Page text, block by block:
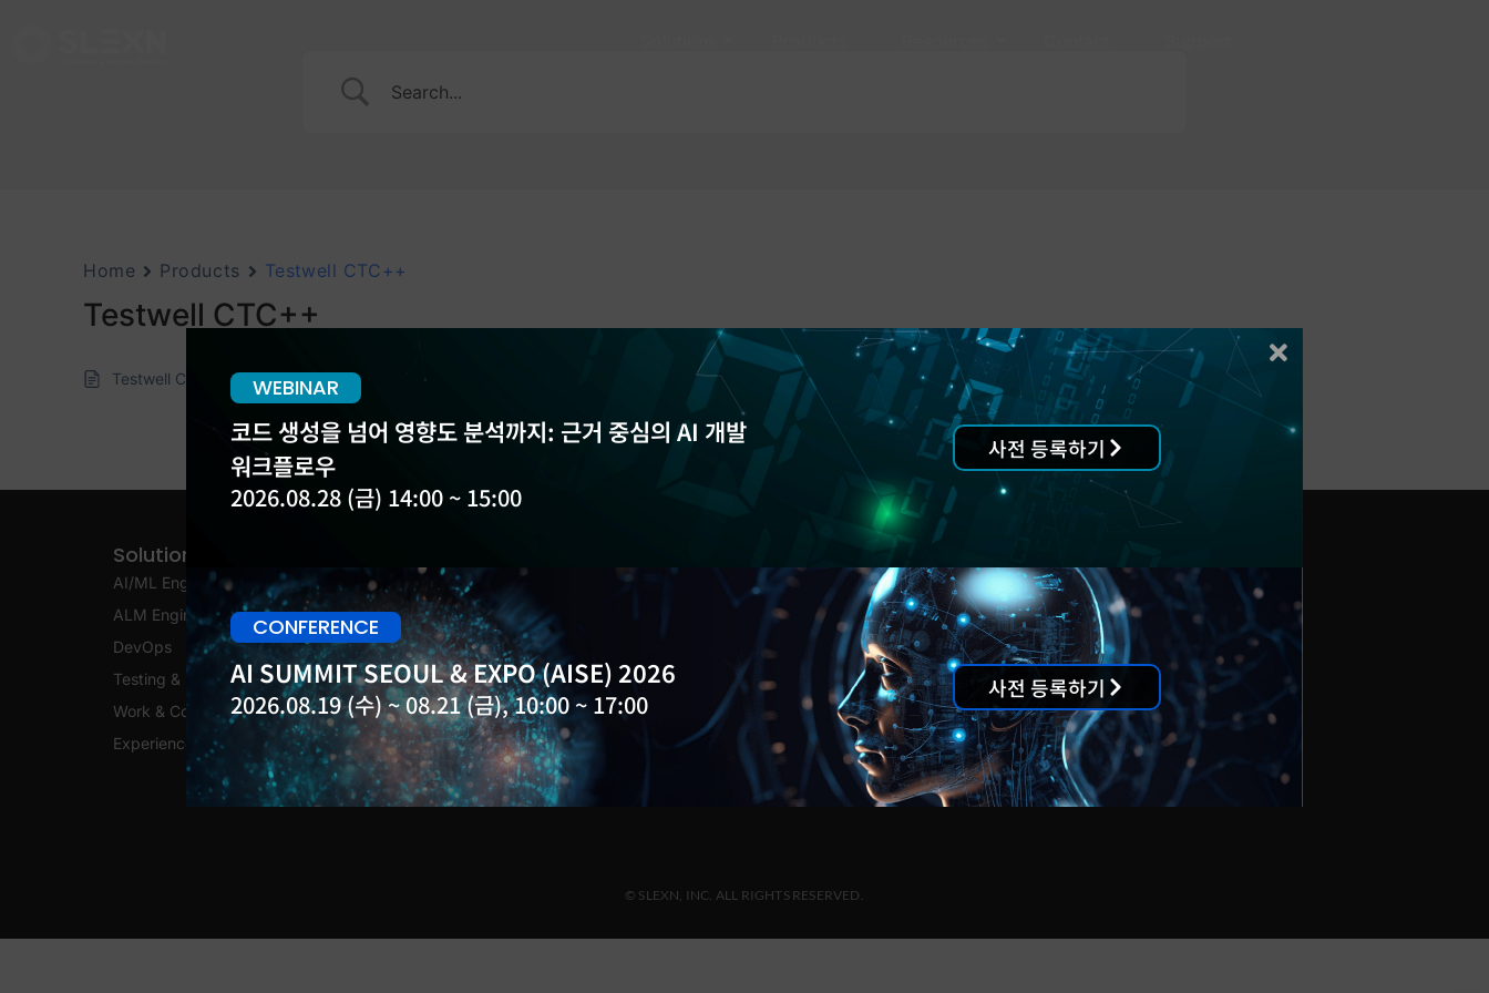
Home Products Testwell CTC++
Testwell CTC++
Testwell CTC++
Solutions
AI/ML Engineering
ALM Engineering
DevOps
Testing & Security
Work & Collaboration
Experience Platform
Customers
Blog
Events
Insight Report
Newsletter
Contact
Support
서울 강서구 양천로 583 (우림블루나인) A-2003,4
02-555-4887, 4847
© SLEXN, INC. ALL RIGHTS RESERVED.
WEBINAR
코드 생성을 넘어 영향도 분석까지: 근거 중심의 AI 개발
워크플로우
2026.08.28 (금) 14:00 ~ 15:00
사전 등록하기
CONFERENCE
AI SUMMIT SEOUL & EXPO (AISE) 2026
2026.08.19 (수) ~ 08.21 (금), 10:00 ~ 17:00
사전 등록하기